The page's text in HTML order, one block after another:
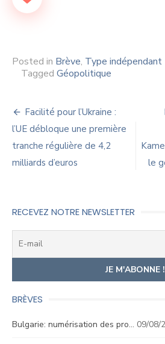
Posted in Brève, Type indépendant
Tagged Géopolitique
Navigation
de
l’article
Facilité pour l’Ukraine :
l’UE débloque une première
tranche régulière de 4,2
milliards d’euros
le
RECEVEZ NOTRE NEWSLETTER
BRÈVES
Bulgarie: numérisation des pro… 09/08/